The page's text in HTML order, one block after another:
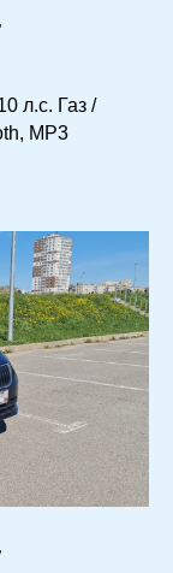
л.с. Газ /
MP3